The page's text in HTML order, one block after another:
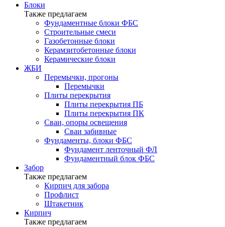
Блоки
Также предлагаем
Фундаментные блоки ФБС
Строительные смеси
Газобетонные блоки
Керамзитобетонные блоки
Керамические блоки
ЖБИ
Перемычки, прогоны
Перемычки
Плиты перекрытия
Плиты перекрытия ПБ
Плиты перекрытия ПК
Сваи, опоры освещения
Сваи забивные
Фундаменты, блоки ФБС
Фундамент ленточный ФЛ
Фундаментный блок ФБС
Забор
Также предлагаем
Кирпич для забора
Профлист
Штакетник
Кирпич
Также предлагаем